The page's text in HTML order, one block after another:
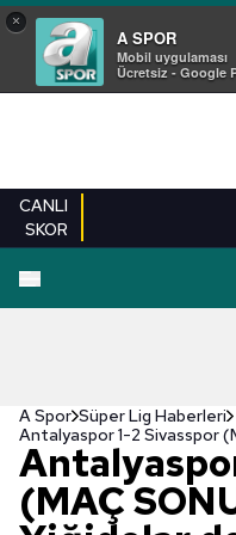
×
A SPOR
Mobil uygulaması
Ücretsiz - Google
CANLI
SKOR
A Spor Süper Lig Haberleri
(MAÇ